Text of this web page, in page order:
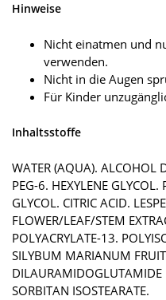
Hinweise
Nicht einatmen und
verwenden.
Nicht in die Augen
Für Kinder
Inhaltsstoffe
WATER (AQUA). ALCOHOL
PEG-6. HEXYLENE GLYCOL.
GLYCOL. CITRIC ACID.
FLOWER/LEAF/STEM
POLYACRYLATE-13.
SILYBUM MARIANUM
DILAURAMIDOGLUTAMIDE
SORBITAN ISOSTEARATE.